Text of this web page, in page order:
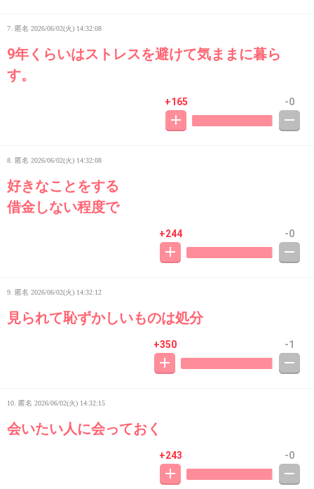
7. 匿名 2026/06/02(火) 14:32:08
9年くらいはストレスを避けて気ままに暮ら
す。
+165 -0
8. 匿名 2026/06/02(火) 14:32:08
好きなことをする
借金しない程度で
+244 -0
9. 匿名 2026/06/02(火) 14:32:12
見られて恥ずかしいものは処分
+350 -1
10. 匿名 2026/06/02(火) 14:32:15
会いたい人に会っておく
+243 -0